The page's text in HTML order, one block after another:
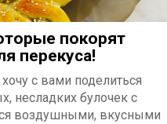
покорят
перекуса!
с вами поделиться
несладких булочек с
воздушными, вкусными